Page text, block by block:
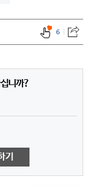
6
니까?
기